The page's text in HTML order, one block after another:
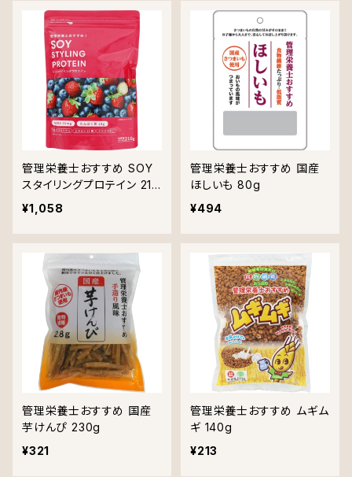
管理栄養士おすすめ SOY
スタイリングプロテイン 210
g
¥1,058
管理栄養士おすすめ 国産
ほしいも 80g
¥494
管理栄養士おすすめ 国産
芋けんぴ 230g
¥321
管理栄養士おすすめ ムギム
ギ 140g
¥213